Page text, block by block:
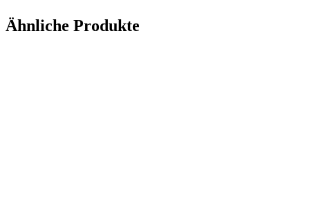
Ähnliche Produkte